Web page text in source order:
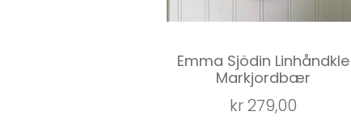
Emma Sjödin Linhåndkle
Markjordbær
kr279,00